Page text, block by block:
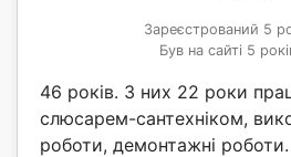
Зареєстрований 5
Був на сайті 5
46 років. З них 22 роки
слюсарем-сантехніком,
роботи, демонтажні роботи.